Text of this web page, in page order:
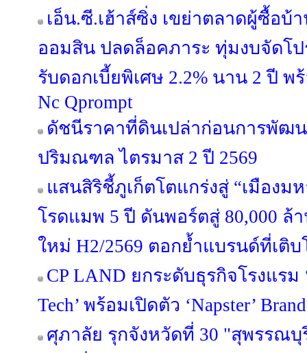
เอ็น.ซี.เฮ้าส์ซิ่ง เขย่าตลาดผู้ซื้อบ้
ออมสิน ปลดล็อคภาระ ทุ่มงบจัดโ
รับดอกเบี้ยพิเศษ 2.2% นาน 2 ปี พ
Nc Qprompt
ดัชนีราคาที่ดินเปล่าก่อนการพัฒน
ปริมณฑล ไตรมาส 2 ปี 2569
แสนสิริชี้ภูเก็ตโตแกร่งสู่ “เมืองม
โรดแมพ 5 ปี ดันพอร์ตสู่ 80,000 ล้
ใหม่ H2/2569 ตอกย้ำแบรนด์ที่เติ
CP LAND ยกระดับธุรกิจโรงแรม
Tech’ พร้อมเปิดตัว ‘Napster’
ศุภาลัย รุกจังหวัดที่ 30 "สุพรรณบุ